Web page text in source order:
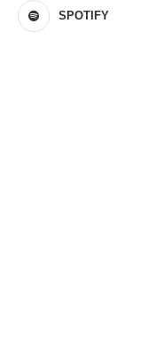
SPOTIFY